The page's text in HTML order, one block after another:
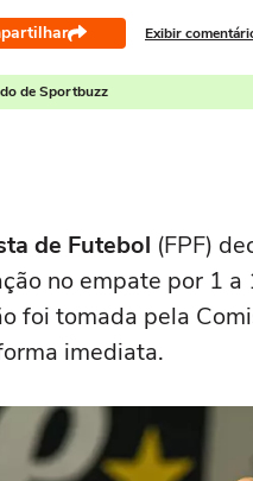
Exibir
de Sportbuzz
de Futebol (FPF)
no empate por 1 a
foi tomada pela
imediata.